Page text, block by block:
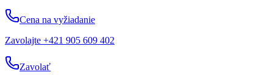
Cena na vyžiadanie
Zavolajte +421 905 609 402
Zavolať